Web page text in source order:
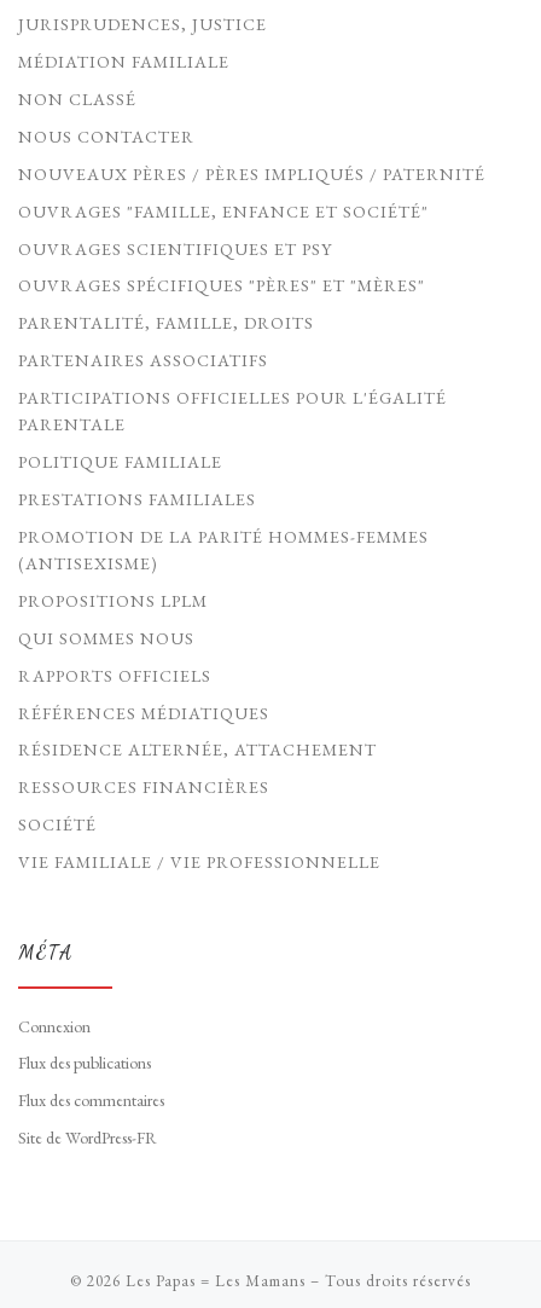
JURISPRUDENCES, JUSTICE
MÉDIATION FAMILIALE
NON CLASSÉ
NOUS CONTACTER
NOUVEAUX PÈRES / PÈRES IMPLIQUÉS / PATERNITÉ
OUVRAGES "FAMILLE, ENFANCE ET SOCIÉTÉ"
OUVRAGES SCIENTIFIQUES ET PSY
OUVRAGES SPÉCIFIQUES "PÈRES" ET "MÈRES"
PARENTALITÉ, FAMILLE, DROITS
PARTENAIRES ASSOCIATIFS
PARTICIPATIONS OFFICIELLES POUR L'ÉGALITÉ
PARENTALE
POLITIQUE FAMILIALE
PRESTATIONS FAMILIALES
PROMOTION DE LA PARITÉ HOMMES-FEMMES
(ANTISEXISME)
PROPOSITIONS LPLM
QUI SOMMES NOUS
RAPPORTS OFFICIELS
RÉFÉRENCES MÉDIATIQUES
RÉSIDENCE ALTERNÉE, ATTACHEMENT
RESSOURCES FINANCIÈRES
SOCIÉTÉ
VIE FAMILIALE / VIE PROFESSIONNELLE
MÉTA
Connexion
Flux des publications
Flux des commentaires
Site de WordPress-FR
© 2026 Les Papas = Les Mamans – Tous droits réservés